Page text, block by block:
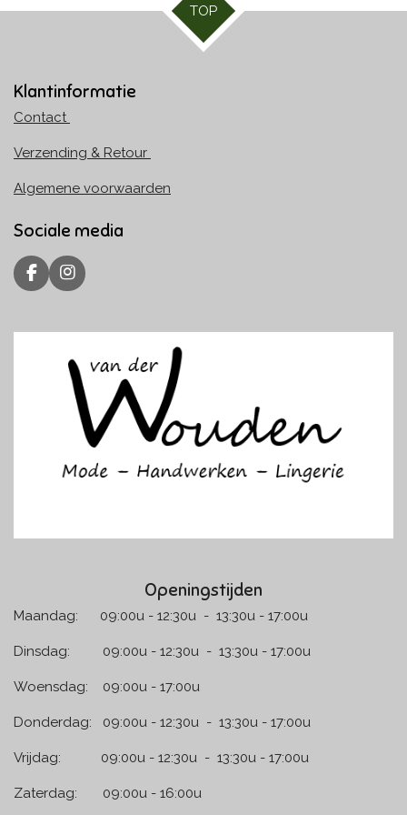
TOP
Klantinformatie
Contact
Verzending & Retour
Algemene voorwaarden
Sociale media
F
a
e
I
n
t
g
r
a
m
Openingstijden
Maandag: 09:00u - 12:30u - 13:30u - 17:00u
Dinsdag: 09:00u - 12:30u - 13:30u - 17:00u
Woensdag: 09:00u - 17:00u
Donderdag: 09:00u - 12:30u - 13:30u - 17:00u
Vrijdag: 09:00u - 12:30u - 13:30u - 17:00u
Zaterdag: 09:00u - 16:00u